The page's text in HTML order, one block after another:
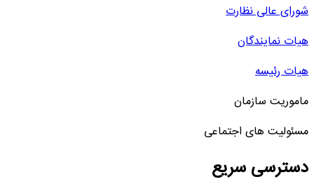
شورای عالی نظارت
هیات نمایندگان
هیات رئیسه
ماموریت سازمان
مسئولیت های اجتماعی
دسترسی سریع